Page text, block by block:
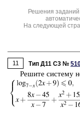
Решения
На следующей
11 Тип Д11 C3 №
Ре­ши­те си­сте­му